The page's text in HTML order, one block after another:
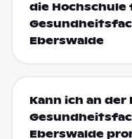
die Hochschule
Eberswalde
Kann ich an
Eberswalde